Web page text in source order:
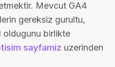
Mevcut GA4
gereksiz gurultu,
oldugunu birlikte
sayfamiz uzerinden